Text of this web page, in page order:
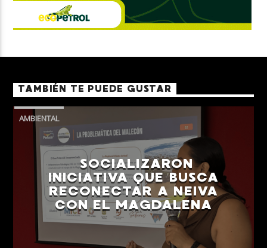
TAMBIÉN TE PUEDE GUSTAR
AMBIENTAL
SOCIALIZARON
INICIATIVA QUE BUSCA
RECONECTAR A NEIVA
CON EL MAGDALENA